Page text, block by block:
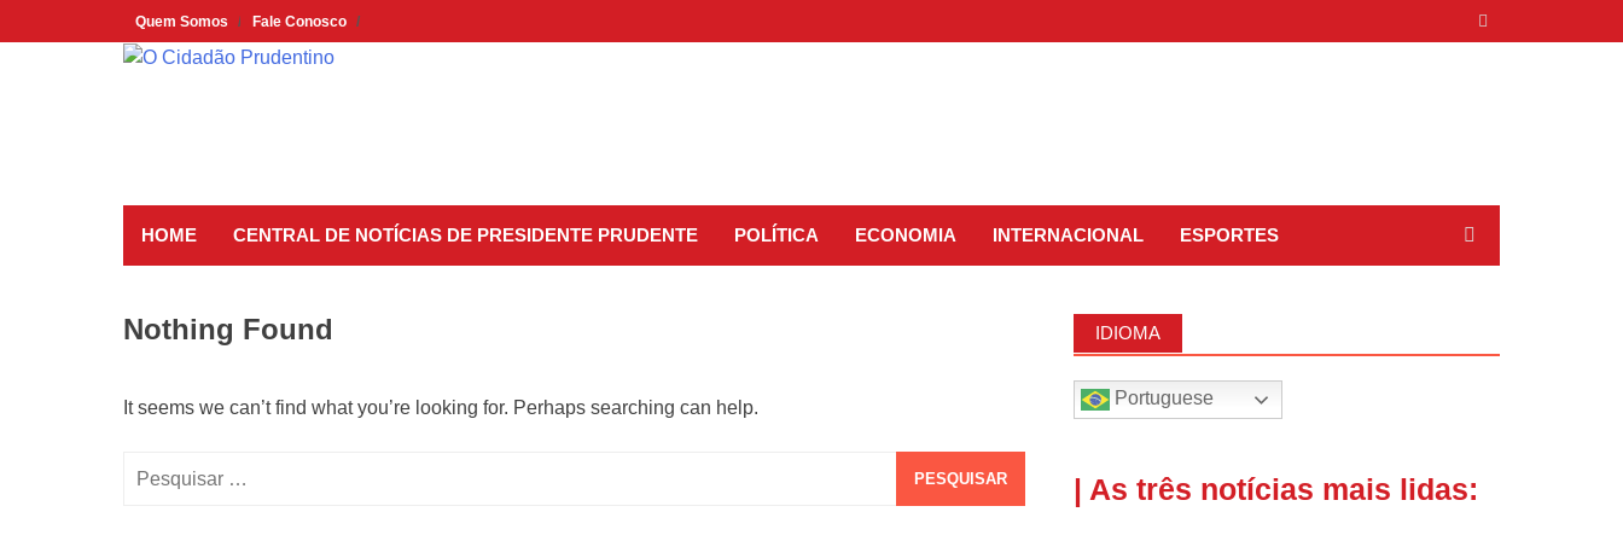
to
Quem Somos Fale Conosco
HOME CENTRAL DE NOTÍCIAS DE PRESIDENTE PRUDENTE POLÍTICA ECONOMIA INTERNACIONAL ESPORTES
Nothing Found
It seems we can’t find what you’re looking for. Perhaps searching can help.
IDIOMA
Portuguese
| As três notícias mais lidas: